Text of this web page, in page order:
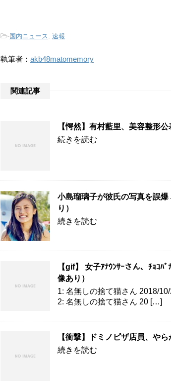
-国内ニュース, 速報
執筆者： akb48matomemory
関連記事
【愕然】有村藍里、美容整形
続きを読む
小島瑠璃子が彼氏の写真を誤
り）
続きを読む
【gif】 女子ｱﾅｳﾝｻｰさん、ﾁｮｺ
像あり）
1: 名無しの捨て猫さん
2: 名無しの捨て猫さん 20 […]
【衝撃】ドミノピザ店員、や
続きを読む